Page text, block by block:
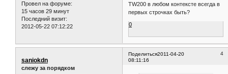
Провел на форуме:
15 часов 29 минут
Последний визит:
2012-05-22 07:12:22
TW200 в любом контексте всегда в
первых строчках быть?
0
Поделиться 4
2011-04-20
08:11:16
saniokdn
слежу за порядком